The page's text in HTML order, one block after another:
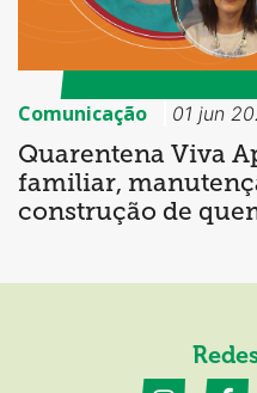
Comunicação 01 jun
Quarentena Viva
familiar,
construção de